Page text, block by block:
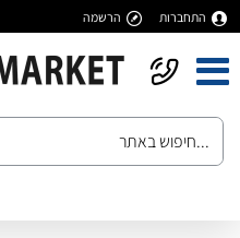
התחברות הרשמה